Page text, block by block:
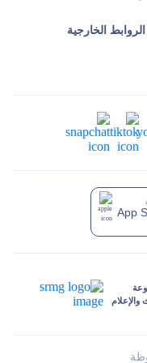
والإعلام
الخارجية
App